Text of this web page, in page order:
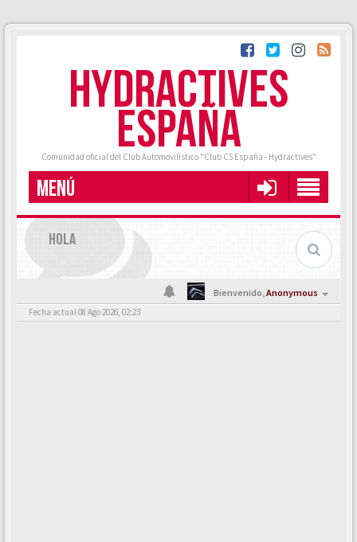
HYDRACTIVES
ESPAÑA
Comunidad oficial del Club Automovilístico "Club C5 España - Hydractives"
MENÚ
HOLA
Bienvenido,Anonymous
Fecha actual 08 Ago 2026, 02:23